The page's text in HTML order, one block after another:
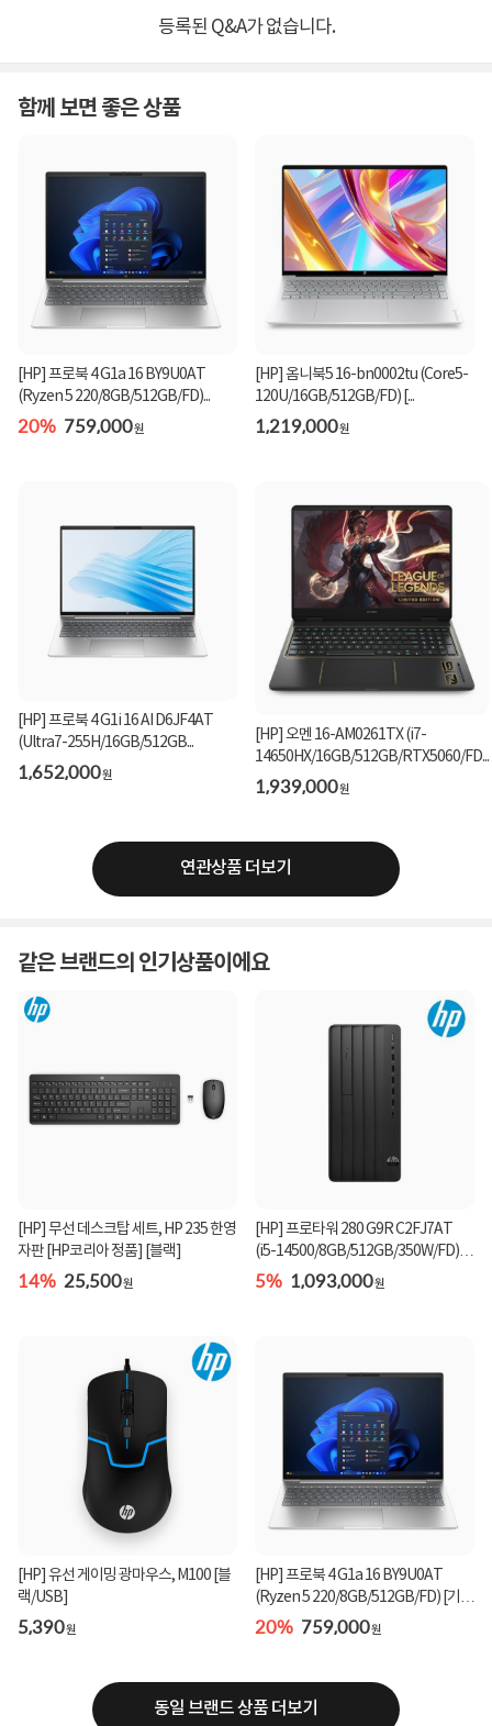
등록된 Q&A가 없습니다.
함께 보면 좋은 상품
[HP] 프로북 4 G1a 16 BY9U0AT
(Ryzen 5 220/8GB/512GB/FD)...
20% 759,000원
[HP] 옴니북5 16-bn0002tu (Core5-
120U/16GB/512GB/FD) [...
1,219,000원
[HP] 프로북 4 G1i 16 AI D6JF4AT
(Ultra7-255H/16GB/512GB...
1,652,000원
[HP] 오멘 16-AM0261TX (i7-
14650HX/16GB/512GB/RTX5060/FD...
1,939,000원
연관상품 더보기
같은 브랜드의 인기상품이에요
[HP] 무선 데스크탑 세트, HP 235 한영
자판 [HP코리아 정품] [블랙]
14% 25,500원
[HP] 프로타워 280 G9R C2FJ7AT
(i5-14500/8GB/512GB/350W/FD)
[기본제품]★오직 컴...
5% 1,093,000원
[HP] 유선 게이밍 광마우스, M100 [블
랙/USB]
5,390원
[HP] 프로북 4 G1a 16 BY9U0AT
(Ryzen 5 220/8GB/512GB/FD) [기본
제품]★컴퓨존 단독...
20% 759,000원
동일 브랜드 상품 더보기